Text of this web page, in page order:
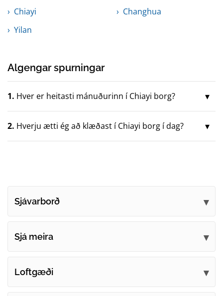
Chiayi
Changhua
Yilan
Algengar spurningar
1. Hver er heitasti mánuðurinn í Chiayi borg?
2. Hverju ætti ég að klæðast í Chiayi borg í dag?
Sjávarborð
Sjá meira
Loftgæði